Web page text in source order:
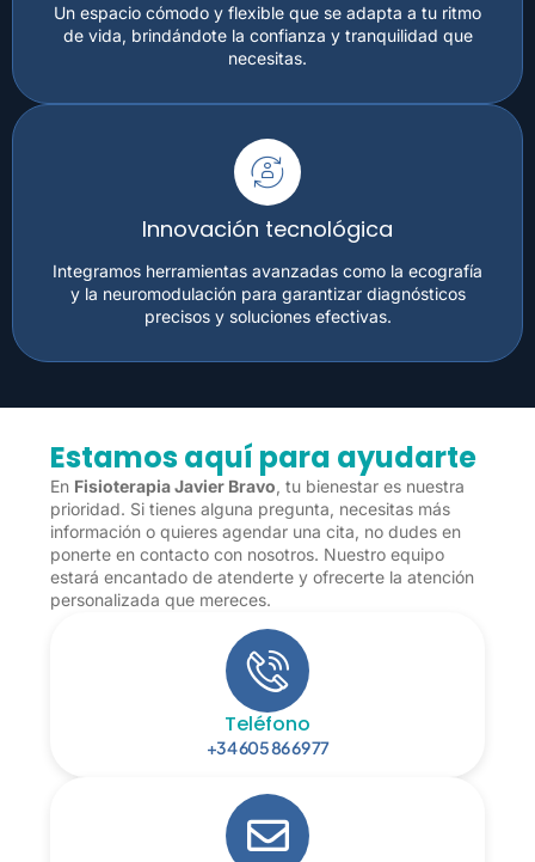
Un espacio cómodo y flexible que se adapta a tu ritmo
de vida, brindándote la confianza y tranquilidad que
necesitas.
Innovación tecnológica
Integramos herramientas avanzadas como la ecografía
y la neuromodulación para garantizar diagnósticos
precisos y soluciones efectivas.
Estamos aquí para ayudarte
En Fisioterapia Javier Bravo , tu bienestar es nuestra
prioridad. Si tienes alguna pregunta, necesitas más
información o quieres agendar una cita, no dudes en
ponerte en contacto con nosotros. Nuestro equipo
estará encantado de atenderte y ofrecerte la atención
personalizada que mereces.
Teléfono
+34 605 86 69 77